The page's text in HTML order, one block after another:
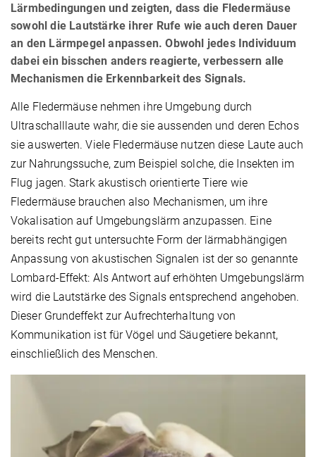
Lärmbedingungen und zeigten, dass die Fledermäuse
sowohl die Lautstärke ihrer Rufe wie auch deren Dauer
an den Lärmpegel anpassen. Obwohl jedes Individuum
dabei ein bisschen anders reagierte, verbessern alle
Mechanismen die Erkennbarkeit des Signals.
Alle Fledermäuse nehmen ihre Umgebung durch
Ultraschalllaute wahr, die sie aussenden und deren Echos
sie auswerten. Viele Fledermäuse nutzen diese Laute auch
zur Nahrungssuche, zum Beispiel solche, die Insekten im
Flug jagen. Stark akustisch orientierte Tiere wie
Fledermäuse brauchen also Mechanismen, um ihre
Vokalisation auf Umgebungslärm anzupassen. Eine
bereits recht gut untersuchte Form der lärmabhängigen
Anpassung von akustischen Signalen ist der so genannte
Lombard-Effekt: Als Antwort auf erhöhten Umgebungslärm
wird die Lautstärke des Signals entsprechend angehoben.
Dieser Grundeffekt zur Aufrechterhaltung von
Kommunikation ist für Vögel und Säugetiere bekannt,
einschließlich des Menschen.